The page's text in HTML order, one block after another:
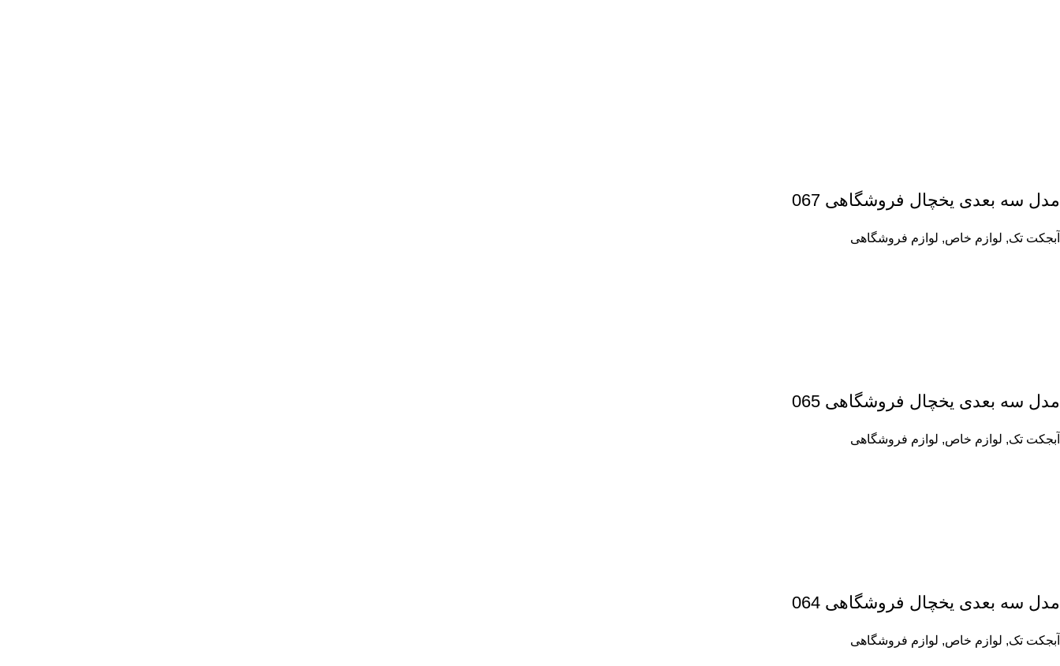
مدل سه بعدی یخچال فروشگاهی 067
آبجکت تک, لوازم خاص, لوازم فروشگاهی
مدل سه بعدی یخچال فروشگاهی 065
آبجکت تک, لوازم خاص, لوازم فروشگاهی
مدل سه بعدی یخچال فروشگاهی 064
آبجکت تک, لوازم خاص, لوازم فروشگاهی